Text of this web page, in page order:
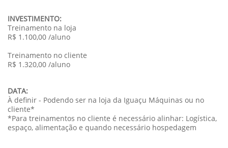
INVESTIMENTO:
Treinamento na loja
R$ 1.100,00 /aluno
Treinamento no cliente
R$ 1.320,00 /aluno
DATA:
À definir - Podendo ser na loja da Iguaçu Máquinas ou no
cliente*
*Para treinamentos no cliente é necessário alinhar: Logística,
espaço, alimentação e quando necessário hospedagem